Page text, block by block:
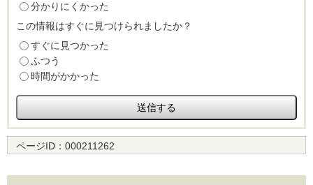
分かりにくかった
この情報はすぐに見つけられましたか？
すぐに見つかった
ふつう
時間がかかった
ページID： 000211262